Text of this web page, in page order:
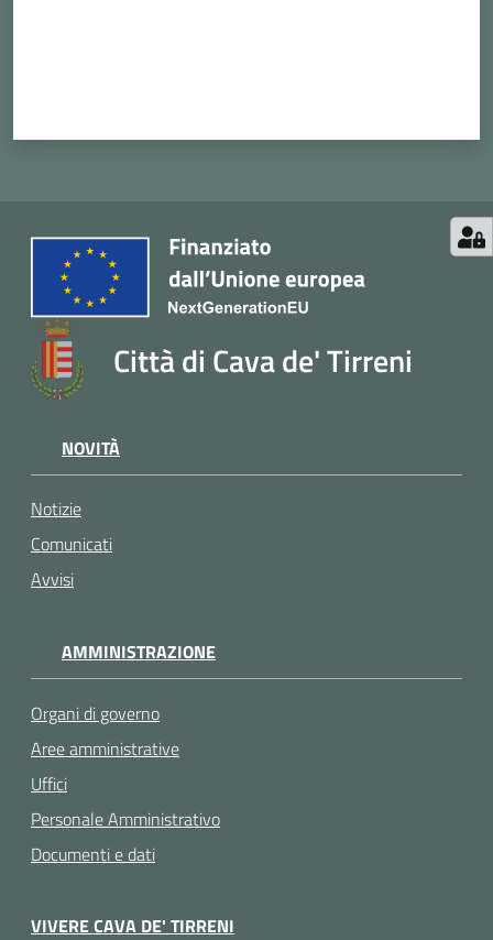
Città di Cava de' Tirreni
NOVITÀ
Notizie
Comunicati
Avvisi
AMMINISTRAZIONE
Organi di governo
Aree amministrative
Uffici
Personale Amministrativo
Documenti e dati
VIVERE CAVA DE' TIRRENI